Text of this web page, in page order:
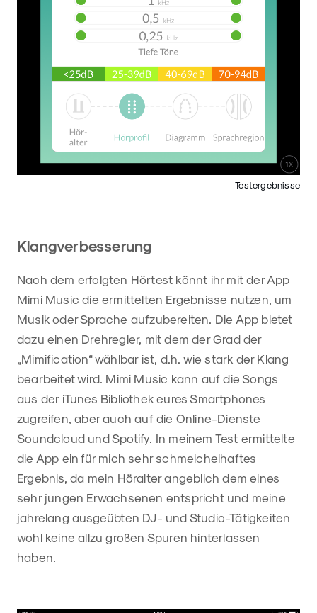
Testergebnisse
Klangverbesserung
Nach dem erfolgten Hörtest könnt ihr mit der App
Mimi Music die ermittelten Ergebnisse nutzen, um
Musik oder Sprache aufzubereiten. Die App bietet
dazu einen Drehregler, mit dem der Grad der
„Mimification“ wählbar ist, d.h. wie stark der Klang
bearbeitet wird. Mimi Music kann auf die Songs
aus der iTunes Bibliothek eures Smartphones
zugreifen, aber auch auf die Online-Dienste
Soundcloud und Spotify. In meinem Test ermittelte
die App ein für mich sehr schmeichelhaftes
Ergebnis, da mein Höralter angeblich dem eines
sehr jungen Erwachsenen entspricht und meine
jahrelang ausgeübten DJ- und Studio-Tätigkeiten
wohl keine allzu großen Spuren hinterlassen
haben.